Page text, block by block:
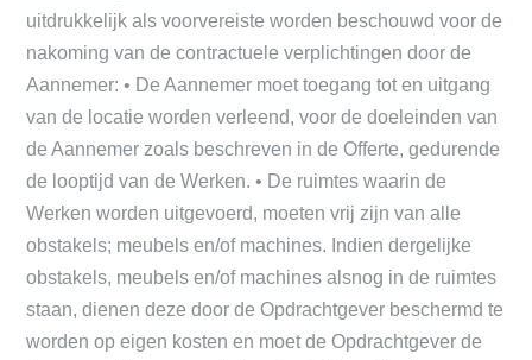
uitdrukkelijk als voorvereiste worden beschouwd voor de
nakoming van de contractuele verplichtingen door de
Aannemer: • De Aannemer moet toegang tot en uitgang
van de locatie worden verleend, voor de doeleinden van
de Aannemer zoals beschreven in de Offerte, gedurende
de looptijd van de Werken. • De ruimtes waarin de
Werken worden uitgevoerd, moeten vrij zijn van alle
obstakels; meubels en/of machines. Indien dergelijke
obstakels, meubels en/of machines alsnog in de ruimtes
staan, dienen deze door de Opdrachtgever beschermd te
worden op eigen kosten en moet de Opdrachtgever de